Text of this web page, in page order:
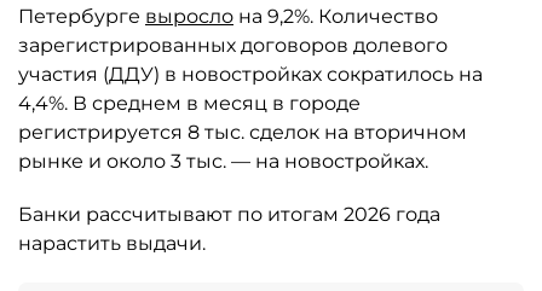
Петербурге выросло на 9,2%. Количество
зарегистрированных договоров долевого
участия (ДДУ) в новостройках сократилось на
4,4%. В среднем в месяц в городе
регистрируется 8 тыс. сделок на вторичном
рынке и около 3 тыс. — на новостройках.
Банки рассчитывают по итогам 2026 года
нарастить выдачи.